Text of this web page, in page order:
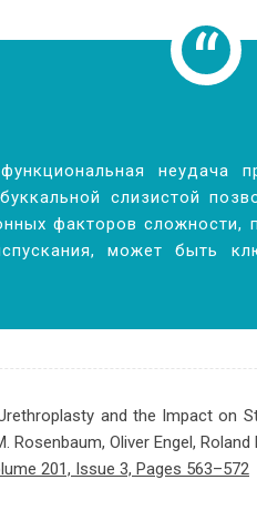
неудача
слизистой
факторов сложности,
может быть
and the Impact on
Oliver Engel,
201, Issue 3, Pages 563–572